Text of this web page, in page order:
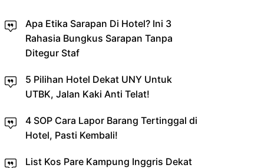
Apa Etika Sarapan Di Hotel? Ini 3
Rahasia Bungkus Sarapan Tanpa
Ditegur Staf
5 Pilihan Hotel Dekat UNY Untuk
UTBK, Jalan Kaki Anti Telat!
4 SOP Cara Lapor Barang Tertinggal di
Hotel, Pasti Kembali!
List Kos Pare Kampung Inggris Dekat